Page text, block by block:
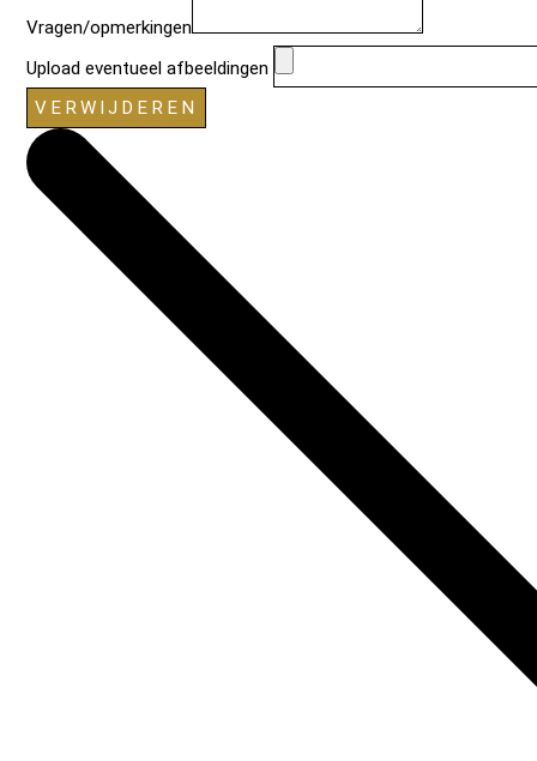
Vragen/opmerkingen
Upload eventueel afbeeldingen
VERWIJDEREN